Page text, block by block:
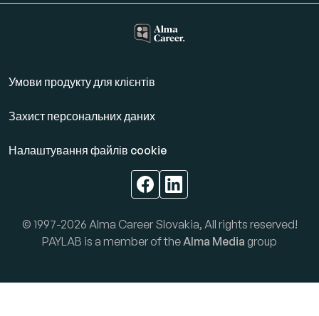
Умови продукту для клієнтів
Захист персональних даних
Налаштування файлів cookie
© 1997-2026 Alma Career Slovakia, All rights reserved!
PAYLAB is a member of the Alma Media group